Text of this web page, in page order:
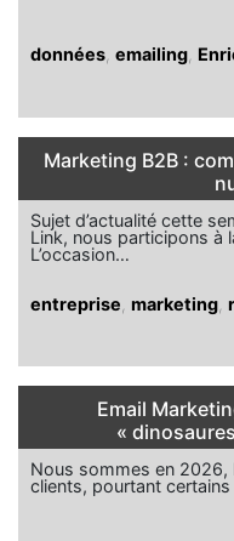
données emailing
Marketing B2B :
Sujet d’actualité cette
Link, nous participons à
L’occasion…
entreprise marketing
Email
«
Nous sommes en 2026,
clients, pourtant